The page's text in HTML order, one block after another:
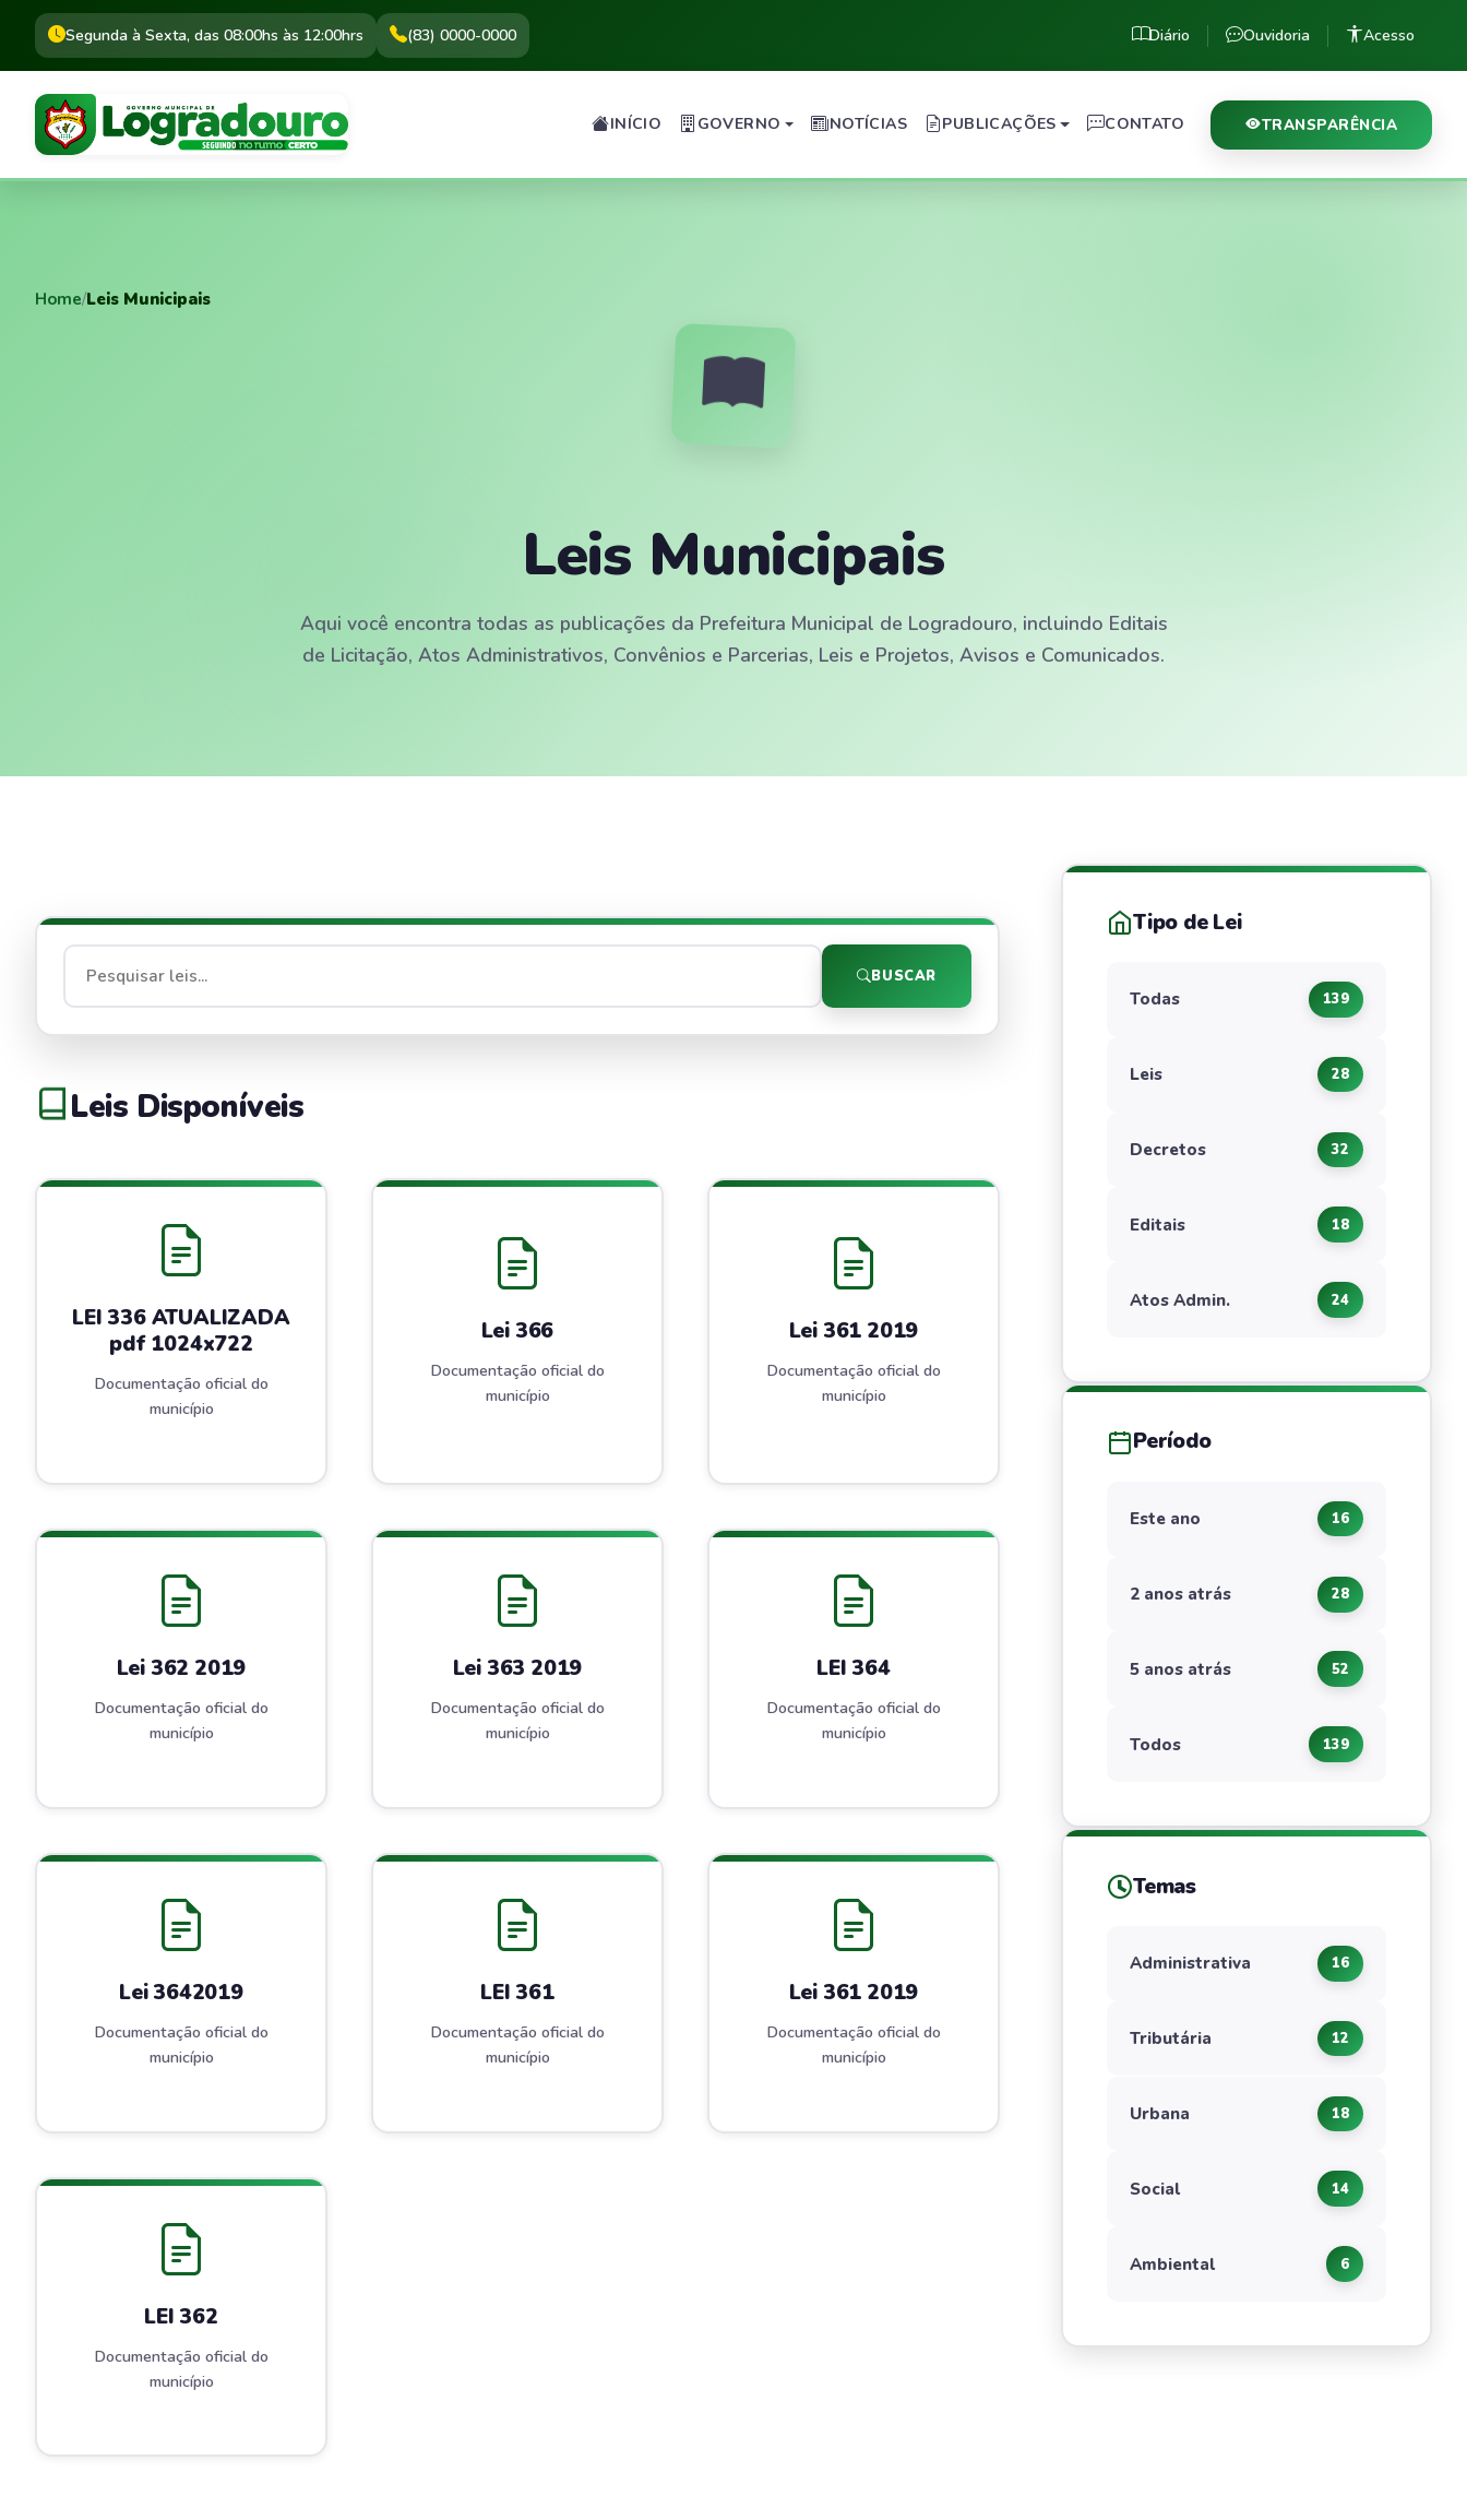
Segunda à Sexta, das 08:00hs às 12:00hrs (83) 0000-0000 Diário Ouvidoria Acesso
INÍCIO GOVERNO NOTÍCIAS PUBLICAÇÕES CONTATO TRANSPARÊNCIA
Home/Leis Municipais
Leis Municipais
Aqui você encontra todas as publicações da Prefeitura Municipal de Logradouro, incluindo Editais
de Licitação, Atos Administrativos, Convênios e Parcerias, Leis e Projetos, Avisos e Comunicados.
BUSCAR
Leis Disponíveis
LEI 336 ATUALIZADA
pdf 1024x722
Documentação oficial do
município
Lei 366
Documentação oficial do
município
Lei 361 2019
Documentação oficial do
município
Lei 362 2019
Documentação oficial do
município
Lei 363 2019
Documentação oficial do
município
LEI 364
Documentação oficial do
município
Lei 3642019
Documentação oficial do
município
LEI 361
Documentação oficial do
município
Lei 361 2019
Documentação oficial do
município
LEI 362
Documentação oficial do
município
Tipo de Lei
Todas 139
Leis 28
Decretos 32
Editais 18
Atos Admin. 24
Período
Este ano 16
2 anos atrás 28
5 anos atrás 52
Todos 139
Temas
Administrativa 16
Tributária 12
Urbana 18
Social 14
Ambiental 6